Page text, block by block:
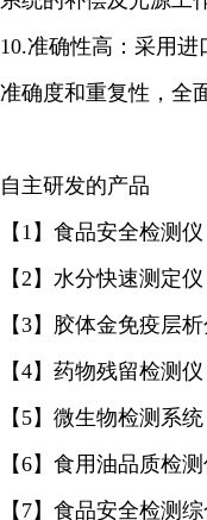
10.准确性高：采用
准确度和重复性，全
自主研发的产品
【1】食品安全检测仪
【2】水分快速测定仪
【3】胶体金免疫层
【4】药物残留检测仪
【5】微生物检测系统
【6】食用油品质检
【7】食品安全检测